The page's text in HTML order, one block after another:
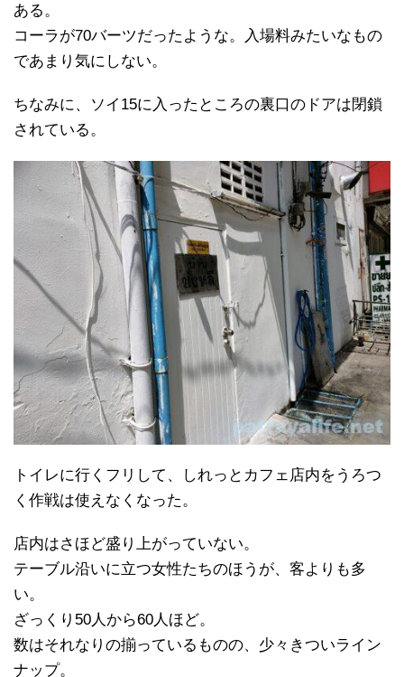
ある。
コーラが70バーツだったような。入場料みたいなもの
であまり気にしない。
ちなみに、ソイ15に入ったところの裏口のドアは閉鎖
されている。
トイレに行くフリして、しれっとカフェ店内をうろつ
く作戦は使えなくなった。
店内はさほど盛り上がっていない。
テーブル沿いに立つ女性たちのほうが、客よりも多
い。
ざっくり50人から60人ほど。
数はそれなりの揃っているものの、少々きついライン
ナップ。